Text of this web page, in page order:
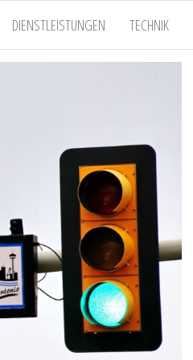
DIENSTLEISTUNGEN TECHNIK